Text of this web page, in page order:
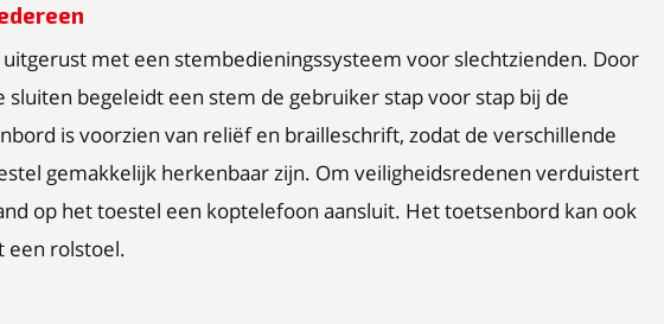
met een stembedieningssysteem voor slechtzienden. Door
sluiten begeleidt een stem de gebruiker stap voor stap bij de
is voorzien van reliëf en brailleschrift, zodat de verschillende
gemakkelijk herkenbaar zijn. Om veiligheidsredenen verduistert
op het toestel een koptelefoon aansluit. Het toetsenbord kan ook
een rolstoel.